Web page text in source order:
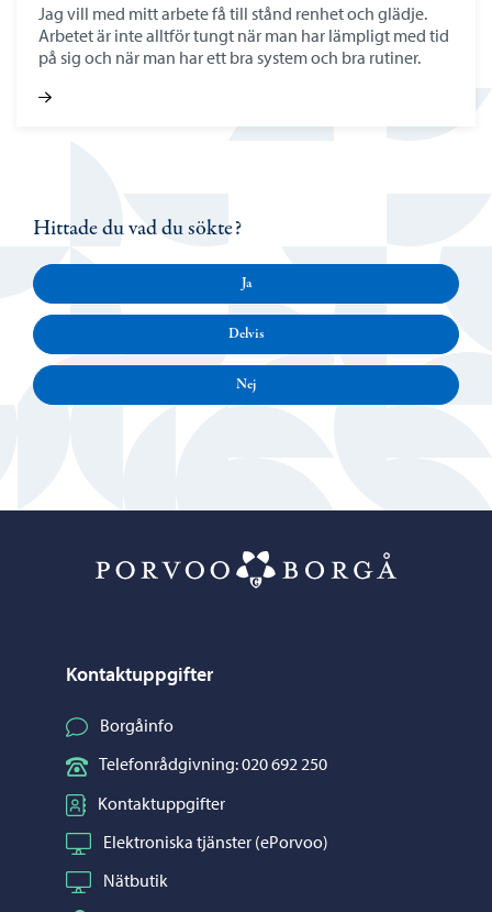
Jag vill med mitt arbete få till stånd renhet och glädje.
Arbetet är inte alltför tungt när man har lämpligt med tid
på sig och när man har ett bra system och bra rutiner.
Hittade du vad du sökte?
Ja
Delvis
Nej
Kontaktuppgifter
Borgåinfo
Telefonrådgivning: 020 692 250
Kontaktuppgifter
Elektroniska tjänster (ePorvoo)
Nätbutik